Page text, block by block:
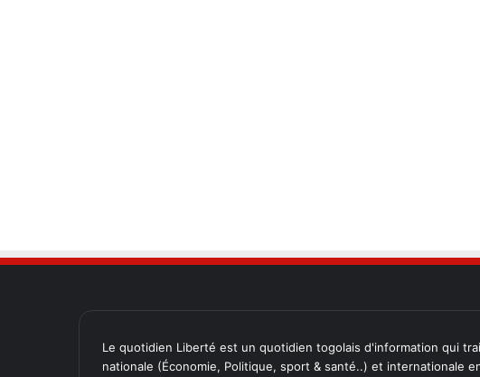
Le quotidien Liberté est un quotidien togolais d'information qui
nationale (Économie, Politique, sport & santé..) et internationale